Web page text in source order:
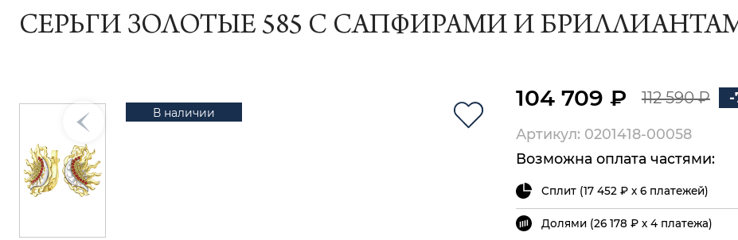
СЕРЬГИ ЗОЛОТЫЕ 585 С САПФИРАМИ И БРИЛЛИАНТАМИ
В наличии
104 709 ₽ 112 590 ₽ -
Артикул: 0201418-00058
Возможна оплата частями:
Сплит (17 452 ₽ х 6 платежей)
Долями (26 178 ₽ х 4 платежа)